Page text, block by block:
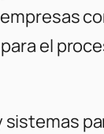
el